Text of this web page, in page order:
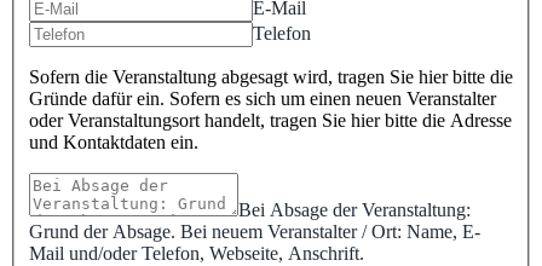
E-Mail
Telefon
Sofern die Veranstaltung abgesagt wird, tragen Sie hier bitte die
Gründe dafür ein. Sofern es sich um einen neuen Veranstalter
oder Veranstaltungsort handelt, tragen Sie hier bitte die Adresse
und Kontaktdaten ein.
Bei Absage der Veranstaltung:
Grund der Absage. Bei neuem Veranstalter / Ort: Name, E-
Mail und/oder Telefon, Webseite, Anschrift.